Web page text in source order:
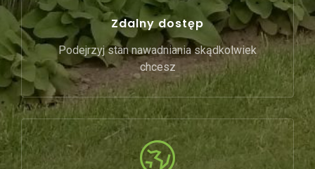
Zdalny dostęp
Podejrzyj stan nawadniania skądkolwiek
chcesz